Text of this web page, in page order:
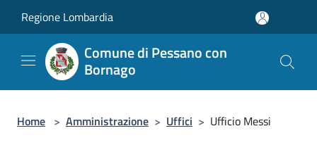
Regione Lombardia
Comune di Pessano con
Bornago
Home > Amministrazione > Uffici > Ufficio Messi